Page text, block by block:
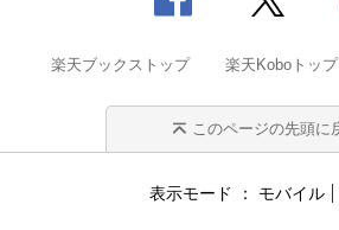
楽天ブックストップ 楽天Koboトップ
このページの先頭に
表示モード モバイル